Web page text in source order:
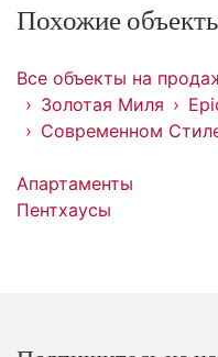
Похожие
Все объекты на
Золотая Миля
Современном
Апартаменты
Пентхаусы